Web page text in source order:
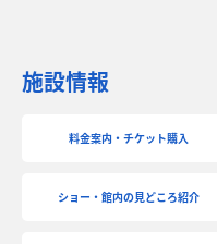
施設情報
料金案内・チケット購入
ショー・館内の見どころ紹介